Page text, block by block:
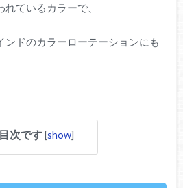
ているカラーで、
ンドのカラーローテーションにも
目次です [show]